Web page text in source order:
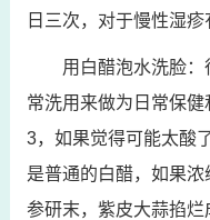
日三次，对于慢性湿疹
用白醋泡水洗脸
常洗用来做为日常保健
3，如果觉得可能太酸
是普通的白醋，如果
参研末，紫皮大蒜掐